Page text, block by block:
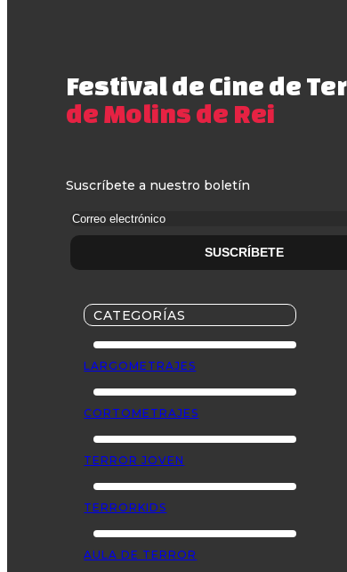
Festival de Cine de
de Molins de Rei
Suscríbete a nuestro boletín
CATEGORÍAS
LARGOMETRAJES
CORTOMETRAJES
TERROR JOVEN
TERRORKIDS
AULA DE TERROR